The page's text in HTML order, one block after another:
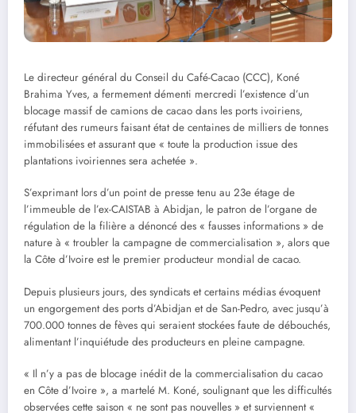
Le directeur général du Conseil du Café-Cacao (CCC), Koné
Brahima Yves, a fermement démenti mercredi l’existence d’un
blocage massif de camions de cacao dans les ports ivoiriens,
réfutant des rumeurs faisant état de centaines de milliers de tonnes
immobilisées et assurant que « toute la production issue des
plantations ivoiriennes sera achetée ».
S’exprimant lors d’un point de presse tenu au 23e étage de
l’immeuble de l’ex-CAISTAB à Abidjan, le patron de l’organe de
régulation de la filière a dénoncé des « fausses informations » de
nature à « troubler la campagne de commercialisation », alors que
la Côte d’Ivoire est le premier producteur mondial de cacao.
Depuis plusieurs jours, des syndicats et certains médias évoquent
un engorgement des ports d’Abidjan et de San-Pedro, avec jusqu’à
700.000 tonnes de fèves qui seraient stockées faute de débouchés,
alimentant l’inquiétude des producteurs en pleine campagne.
« Il n’y a pas de blocage inédit de la commercialisation du cacao
en Côte d’Ivoire », a martelé M. Koné, soulignant que les difficultés
observées cette saison « ne sont pas nouvelles » et surviennent «